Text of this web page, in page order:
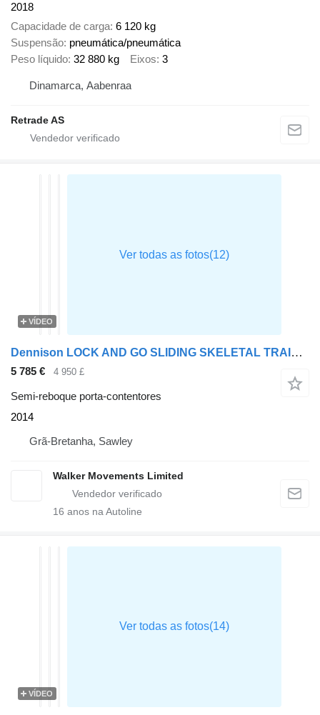
2018
Capacidade de carga 6 120 kg
Suspensão pneumática/pneumática
Peso líquido 32 880 kg Eixos 3
Dinamarca, Aabenraa
Retrade AS
VÍDEO
Dennison LOCK AND GO SLIDING SKELETAL TRAILER – 2014 – C378645
5 785 € 4 950 £
Semi-reboque porta-contentores
2014
Grã-Bretanha, Sawley
Walker Movements Limited
16 anos na Autoline
VÍDEO